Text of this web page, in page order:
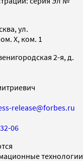
ул.
X, ком. 1
2-я, д.
release@forbes.ru
06
технологии